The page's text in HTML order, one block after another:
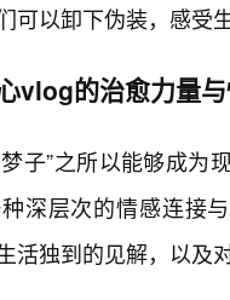
可以卸下伪装，感受
vlog的治愈力量
子”之所以能够成为
深层次的情感连接
活独到的见解，以及